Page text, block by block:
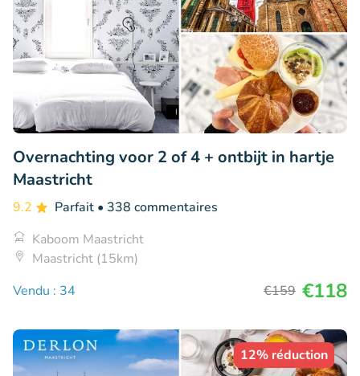
Overnachting voor 2 of 4 + ontbijt in hartje
Maastricht
9.2 Parfait • 338 commentaires
Kaboom Maastricht
Maastricht (15km)
Vendu : 34
€159 €118
12% réduction